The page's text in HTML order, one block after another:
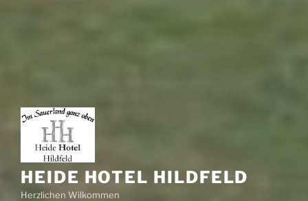
HEIDE HOTEL HILDFELD
Herzlichen Wilkommen